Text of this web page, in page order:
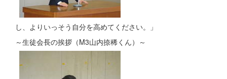
し、よりいっそう自分を高めてください。」
～生徒会長の挨拶（M3山内捺稀くん）～